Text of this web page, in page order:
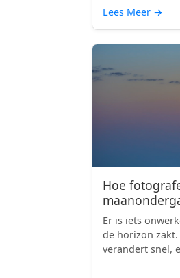
Lees Meer →
Hoe
Er is iets
de horizon
verandert snel,